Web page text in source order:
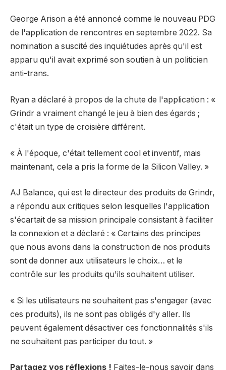
George Arison a été annoncé comme le nouveau PDG
de l'application de rencontres en septembre 2022. Sa
nomination a suscité des inquiétudes après qu'il est
apparu qu'il avait exprimé son soutien à un politicien
anti-trans.
Ryan a déclaré à propos de la chute de l'application : «
Grindr a vraiment changé le jeu à bien des égards ;
c'était un type de croisière différent.
« À l'époque, c'était tellement cool et inventif, mais
maintenant, cela a pris la forme de la Silicon Valley. »
AJ Balance, qui est le directeur des produits de Grindr,
a répondu aux critiques selon lesquelles l'application
s'écartait de sa mission principale consistant à faciliter
la connexion et a déclaré : « Certains des principes
que nous avons dans la construction de nos produits
sont de donner aux utilisateurs le choix… et le
contrôle sur les produits qu'ils souhaitent utiliser.
« Si les utilisateurs ne souhaitent pas s'engager (avec
ces produits), ils ne sont pas obligés d'y aller. Ils
peuvent également désactiver ces fonctionnalités s'ils
ne souhaitent pas participer du tout. »
Partagez vos réflexions ! Faites-le-nous savoir dans